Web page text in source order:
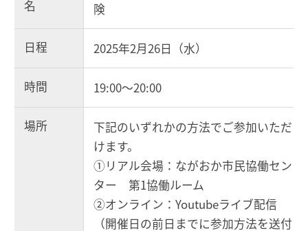
名
険
日程 2025年2月26日（水）
時間 19:00～20:00
場所
下記のいずれかの方法でご参加いただ
けます。
①リアル会場：ながおか市民協働セン
ター 第1協働ルーム
②オンライン：Youtubeライブ配信
（開催日の前日までに参加方法を送付